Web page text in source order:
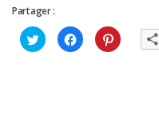
Partager :
Cliquez
pour
partager
Cliquez
pour
partager
Cliquez
pour